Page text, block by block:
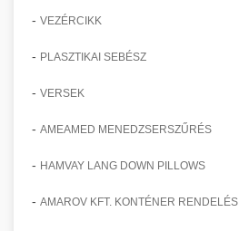
- VEZÉRCIKK
- PLASZTIKAI SEBÉSZ
- VERSEK
- AMEAMED MENEDZSERSZŰRÉS
- HAMVAY LANG DOWN PILLOWS
- AMAROV KFT. KONTÉNER RENDELÉS